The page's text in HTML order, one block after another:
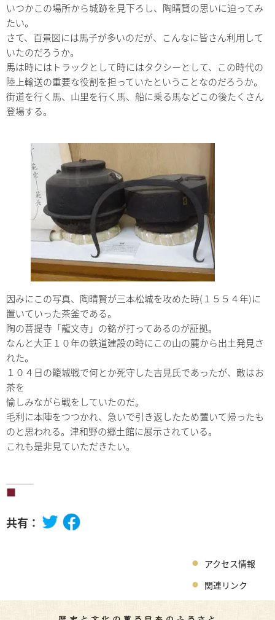
いつかこの場所から城跡を見下ろし、陶晴賢の思いに迫ってみ
たい。
さて、百景図には馬子が多いのだが、こんなに皆さん利用して
いたのだろうか。
馬は時にはトラックとして時にはタクシーとして、この時代の
陸上輸送の重要な役割を担っていたということなのだろうか。
街道を行く馬、山里を行く馬、船に乗る馬などこの後たくさん
登場する。
因みにこの写真、陶晴賢が三本松城を攻めた時(１５５４年)に
置いていった茶釜である。
陶の菩提寺「龍文寺」の銘が打ってあるのが証拠。
なんと大正１０年の鉄道建設の時にこの山の麓から出土発見さ
れた。
１０４日の籠城戦で何とか死守した吉見氏であったが、敵はお
茶を
愉しみながら戦をしていたのだ。
毛利に本陣をつつかれ、急いで引き返したため置いて帰ったも
のと思われる。津和野の郷土館に展示されている。
これも是非見ていただきたい。
共有：
アクセス情報
関連リンク